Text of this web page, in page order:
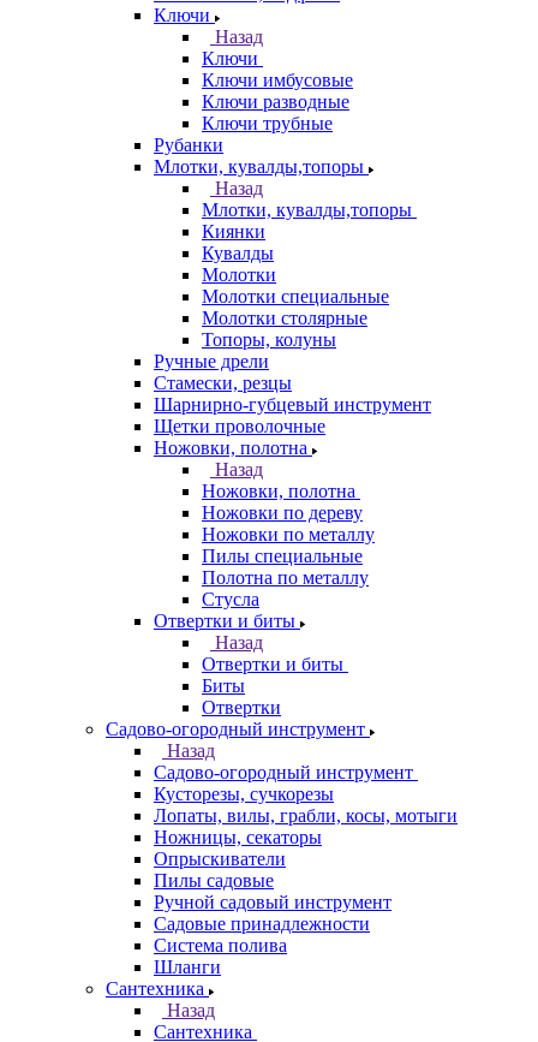
Ключи
Назад
Ключи
Ключи имбусовые
Ключи разводные
Ключи трубные
Рубанки
Млотки, кувалды,топоры
Назад
Млотки, кувалды,топоры
Киянки
Кувалды
Молотки
Молотки специальные
Молотки столярные
Топоры, колуны
Ручные дрели
Стамески, резцы
Шарнирно-губцевый инструмент
Щетки проволочные
Ножовки, полотна
Назад
Ножовки, полотна
Ножовки по дереву
Ножовки по металлу
Пилы специальные
Полотна по металлу
Стусла
Отвертки и биты
Назад
Отвертки и биты
Биты
Отвертки
Садово-огородный инструмент
Назад
Садово-огородный инструмент
Кусторезы, сучкорезы
Лопаты, вилы, грабли, косы, мотыги
Ножницы, секаторы
Опрыскиватели
Пилы садовые
Ручной садовый инструмент
Садовые принадлежности
Система полива
Шланги
Сантехника
Назад
Сантехника